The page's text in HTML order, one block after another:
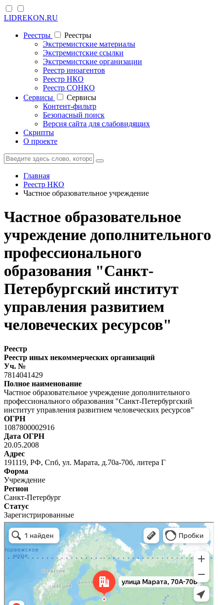
LIDREKON.RU
Реестры
Реестры
Экстремистские материалы
Экстремистские ссылки
Экстремистские организации
Реестр иноагентов
Реестр НКО
Реестр СОНКО
Cервисы
Cервисы
Контент-фильтр
Безопасный поиск
Версия сайта для слабовидящих
Скрипты
О проекте
Главная
Реестр НКО
Частное образовательное учреждение
Частное образовательное
учреждение дополнительного
профессионального
образования "Санкт-
Петербургский институт
управления развитием
человеческих ресурсов"
Реестр
Реестр иных некоммерческих организаций
Уч. №
7814041429
Полное наименование
Частное образовательное учреждение дополнительного
профессионального образования "Санкт-Петербургский
институт управления развитием человеческих ресурсов"
ОГРН
1087800002916
Дата ОГРН
20.05.2008
Адрес
191119, РФ, Спб, ул. Марата, д.70а-70б, литера Г
Форма
Учреждение
Регион
Санкт-Петербург
Статус
Зарегистрированные